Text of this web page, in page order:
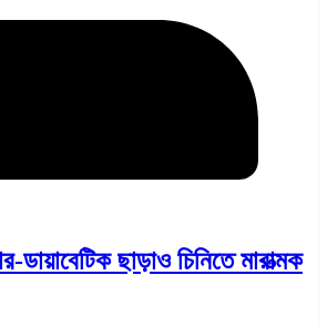
ছাড়াও চিনিতে মারাত্মক